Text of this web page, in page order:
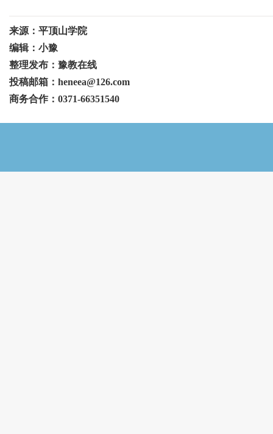
来源：平顶山学院
编辑：小豫
整理发布：豫教在线
投稿邮箱：heneea@126.com
商务合作：0371-66351540